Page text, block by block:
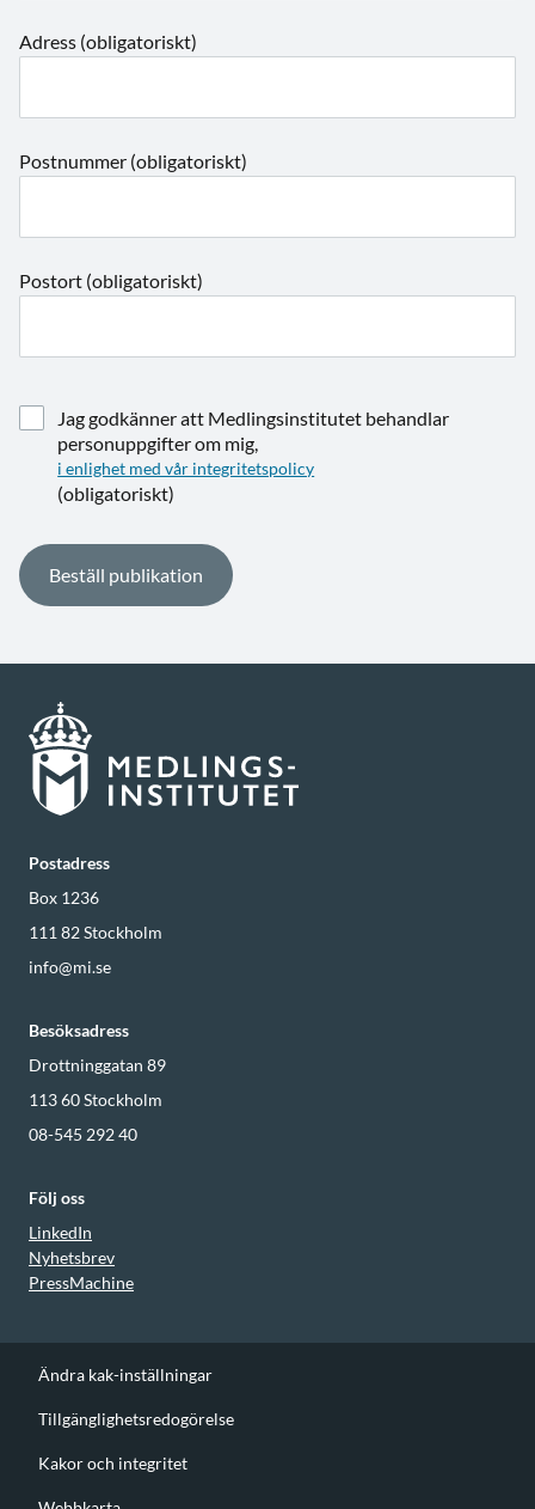
Adress (obligatoriskt)
Postnummer (obligatoriskt)
Postort (obligatoriskt)
Jag godkänner att Medlingsinstitutet behandlar
personuppgifter om mig,
i enlighet med vår integritetspolicy
(obligatoriskt)
Postadress
Box 1236
111 82Stockholm
info@mi.se
Besöksadress
Drottninggatan 89
113 60Stockholm
08-545 292 40
Följ oss
LinkedIn
Nyhetsbrev
PressMachine
Ändra kak-inställningar
Tillgänglighetsredogörelse
Kakor och integritet